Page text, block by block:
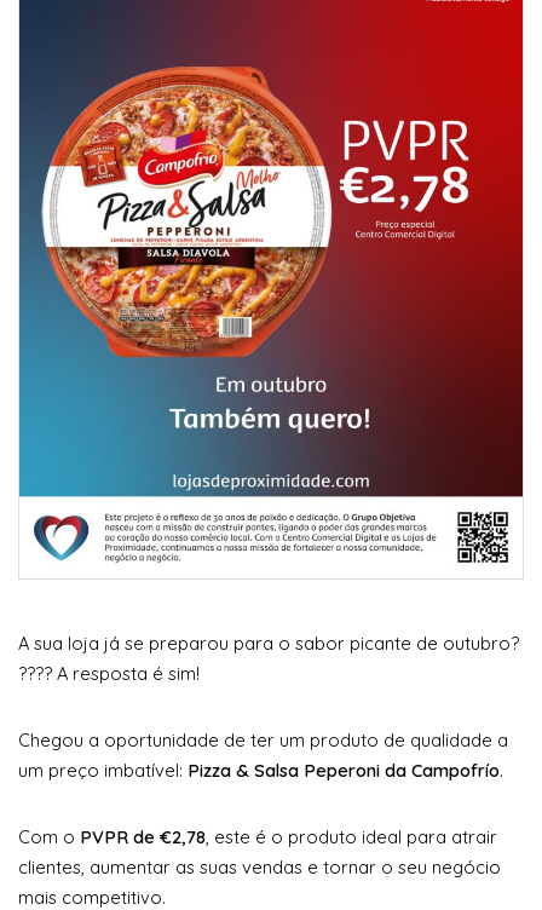
A sua loja já se preparou para o sabor picante de outubro?
???? A resposta é sim!
Chegou a oportunidade de ter um produto de qualidade a
um preço imbatível: Pizza & Salsa Peperoni da Campofrío.
Com o PVPR de €2,78 , este é o produto ideal para atrair
clientes, aumentar as suas vendas e tornar o seu negócio
mais competitivo.